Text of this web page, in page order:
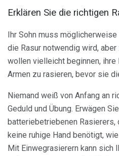
Erklären Sie die richtigen
Ihr Sohn muss
die Rasur notwendig wird,
wollen vielleicht beginnen, ihre
Armen zu rasieren, bevor sie
Niemand weiß von Anfang an
Geduld und Übung. Erwägen
batteriebetriebenen
keine ruhige Hand benötigt,
Mit Einwegrasierern kann sich